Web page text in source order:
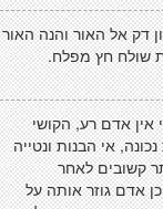
דק אל האור והנה האור
שולח חץ מפלח.
אדם רע, הקושי
אי הבנות ונטייה
קשובים לאחר
אדם גוזר אותה על